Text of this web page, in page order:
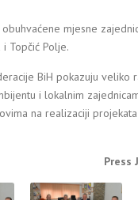
mjesne
i Topčić Polje.
BiH pokazuju veliko
i lokalnim
na realizaciji
Press